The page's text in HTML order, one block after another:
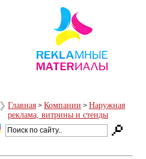
Главная > Компании > Наружная
реклама, витрины и стенды